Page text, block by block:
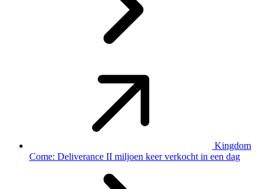
Kingdom
Come: Deliverance II miljoen keer verkocht in een dag